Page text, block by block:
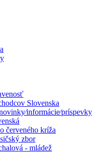
Slovenska
červeného kríža
zbor
- mládež